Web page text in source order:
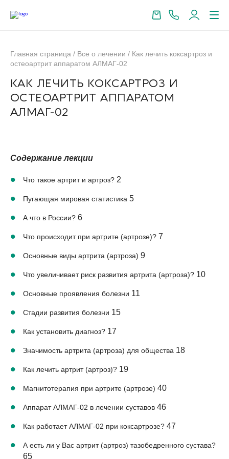
Главная страница / Все о лечении / Как лечить коксартроз и
остеоартрит аппаратом АЛМАГ-02
КАК ЛЕЧИТЬ КОКСАРТРОЗ И
ОСТЕОАРТРИТ АППАРАТОМ
АЛМАГ-02
Содержание лекции
Что такое артрит и артроз? 2
Пугающая мировая статистика 5
А что в России? 6
Что происходит при артрите (артрозе)? 7
Основные виды артрита (артроза) 9
Что увеличивает риск развития артрита (артроза)? 10
Основные проявления болезни 11
Стадии развития болезни 15
Как установить диагноз? 17
Значимость артрита (артроза) для общества 18
Как лечить артрит (артроз)? 19
Магнитотерапия при артрите (артрозе) 40
Аппарат АЛМАГ-02 в лечении суставов 46
Как работает АЛМАГ-02 при коксартрозе? 47
А есть ли у Вас артрит (артроз) тазобедренного сустава?
65